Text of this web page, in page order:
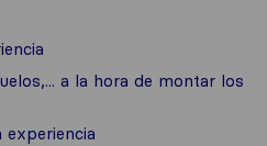
a la hora de montar los
experiencia